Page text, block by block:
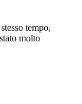
tempo,
molto